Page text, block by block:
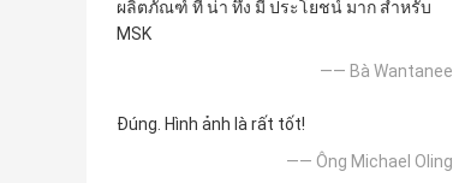
ผลิตภัณฑ์ ที่ น่า ทึ่ง มี ประโยชน์ มาก สำหรับ
MSK
—— Bà Wantanee
Đúng. Hình ảnh là rất tốt!
—— Ông Michael Oling